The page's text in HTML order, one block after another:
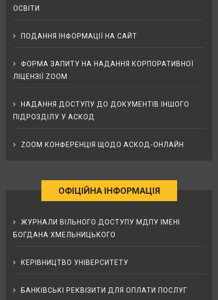
ОСВІТИ
ПОДАННЯ ІНФОРМАЦІЇ НА САЙТ
ФОРМА ЗАПИТУ НА НАДАННЯ КОРПОРАТИВНОЇ
ЛІЦЕНЗІЇ ZOOM
НАДАННЯ ДОСТУПУ ДО ДОКУМЕНТІВ ІНШОГО
ПІДРОЗДІЛУ У АСКОД
ZOOM КОНФЕРЕНЦІЯ ЩОДО АСКОД-ОНЛАЙН
ОФІЦІЙНА ІНФОРМАЦІЯ
ЖУРНАЛИ ВІЛЬНОГО ДОСТУПУ МДПУ ІМЕНІ
БОГДАНА ХМЕЛЬНИЦЬКОГО
КЕРІВНИЦТВО УНІВЕРСИТЕТУ
БАНКІВСЬКІ РЕКВІЗИТИ ДЛЯ ОПЛАТИ ПОСЛУГ